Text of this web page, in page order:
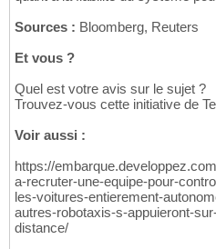
Sources : Bloomberg, Reuters
Et vous ?
Quel est votre avis sur le sujet ?
Trouvez-vous cette initiative de
Voir aussi :
https://
a-recruter-une-equipe-pour-
les-voitures-entierement-
autres-robotaxis-s-appuieront-
distance/